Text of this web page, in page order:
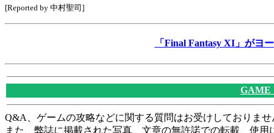
[Reported by 中村聖司]
「Final Fantasy XI」がヨ
GAME
Q&A、ゲームの攻略などに関する質問はお受けしておりませ
また、弊誌に掲載された写真、文章の無許諾での転載、使